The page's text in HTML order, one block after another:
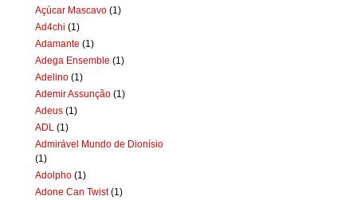
Açúcar Mascavo (1)
Ad4chi (1)
Adamante (1)
Adega Ensemble (1)
Adelino (1)
Ademir Assunção (1)
Adeus (1)
ADL (1)
Admirável Mundo de Dionísio
(1)
Adolpho (1)
Adone Can Twist (1)